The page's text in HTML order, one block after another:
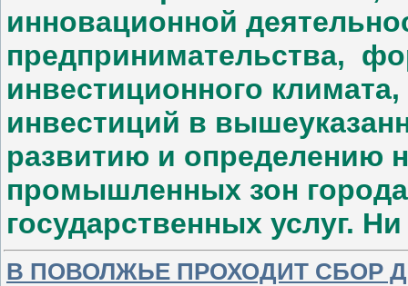
инновационной
предпринимательства,
инвестиционного
инвестиций в
развитию и определению
промышленных зон
государственных услуг.
В ПОВОЛЖЬЕ ПРОХОДИТ СБОР